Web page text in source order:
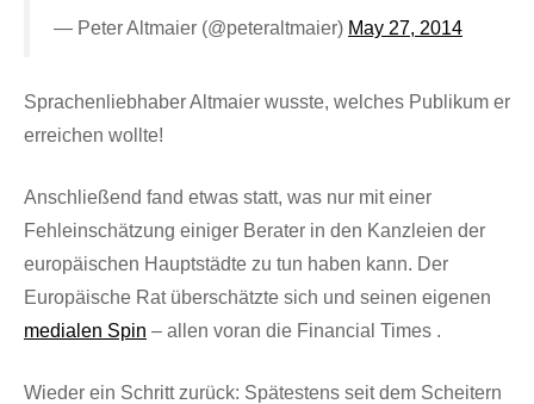
— Peter Altmaier (@peteraltmaier) May 27, 2014
Sprachenliebhaber Altmaier wusste, welches Publikum er
erreichen wollte!
Anschließend fand etwas statt, was nur mit einer
Fehleinschätzung einiger Berater in den Kanzleien der
europäischen Hauptstädte zu tun haben kann. Der
Europäische Rat überschätzte sich und seinen eigenen
medialen Spin – allen voran die Financial Times .
Wieder ein Schritt zurück: Spätestens seit dem Scheitern